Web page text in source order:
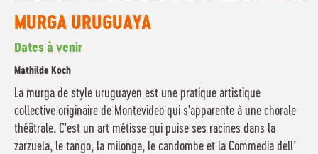
MURGA URUGUAYA
Dates à venir
Mathilde Koch
La murga de style uruguayen est une pratique artistique
collective originaire de Montevideo qui s'apparente à une chorale
théâtrale. C'est un art métisse qui puise ses racines dans la
zarzuela, le tango, la milonga, le candombe et la Commedia dell’